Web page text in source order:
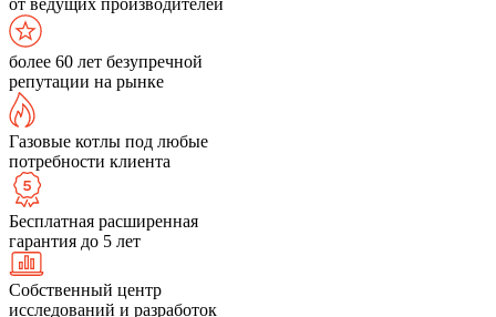
от ведущих производителей
более 60 лет безупречной
репутации на рынке
Газовые котлы под любые
потребности клиента
Бесплатная расширенная
гарантия до 5 лет
Собственный центр
исследований и разработок